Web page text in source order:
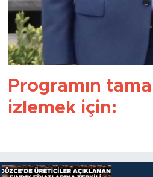
Programın
izlemek için: